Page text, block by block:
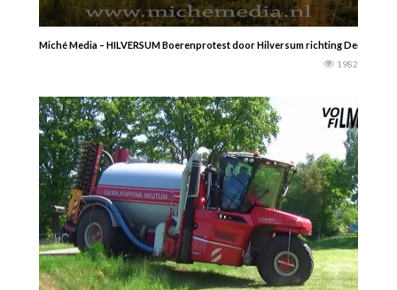
Miché Media – HILVERSUM Boerenprotest door Hilversum richting Den
1982